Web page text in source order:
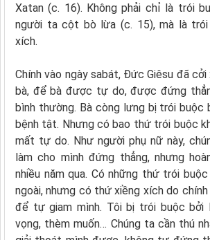
Xatan (c. 16). Không phải chỉ là trói
người ta cột bò lừa (c. 15), mà là trói
xích.
Chính vào ngày sabát, Đức Giêsu đã
bà, để bà được tự do, được đứng
bình thường. Bà còng lưng bị trói buộc
bệnh tật. Nhưng có bao thứ trói buộc
mất tự do. Như người phụ nữ này,
làm cho mình đứng thẳng, nhưng
nhiều năm qua. Có những thứ trói
ngoài, nhưng có thứ xiềng xích do
để tự giam mình. Tôi bị trói buộc bởi
vọng, thèm muốn… Chúng ta cần thú